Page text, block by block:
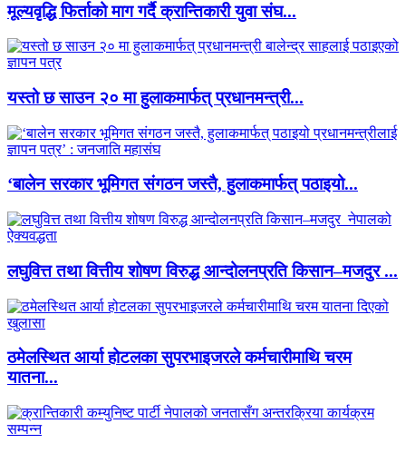
मूल्यवृद्धि फिर्ताको माग गर्दै क्रान्तिकारी युवा संघ...
यस्तो छ साउन २० मा हुलाकमार्फत् प्रधानमन्त्री...
‘बालेन सरकार भूमिगत संगठन जस्तै, हुलाकमार्फत् पठाइयो...
लघुवित्त तथा वित्तीय शोषण विरुद्ध आन्दोलनप्रति किसान–मजदुर ...
ठमेलस्थित आर्या होटलका सुपरभाइजरले कर्मचारीमाथि चरम
यातना...